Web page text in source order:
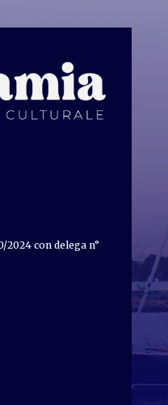
2024 con delega n°